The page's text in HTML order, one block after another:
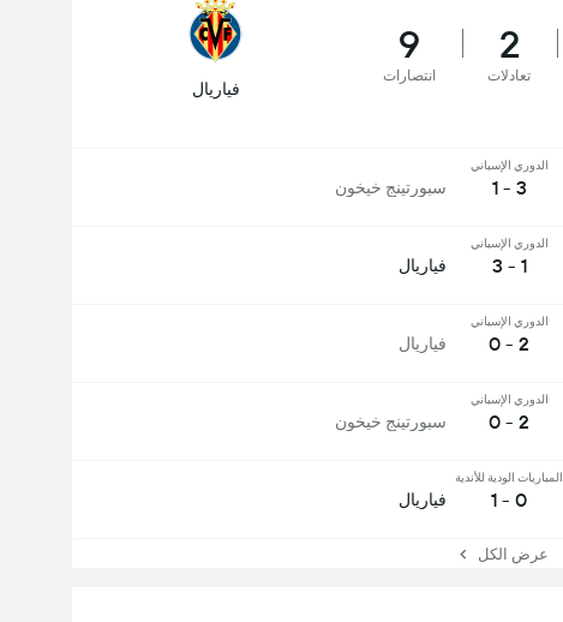
2
تعادلات
9
انتصارات
فياريال
الدوري الإسباني
3 - 1 سبورتينج خيخون
الدوري الإسباني
1 - 3 فياريال
الدوري الإسباني
2 - 0 فياريال
الدوري الإسباني
2 - 0 سبورتينج خيخون
المباريات الودية للأندية
0 - 1 فياريال
عرض الكل